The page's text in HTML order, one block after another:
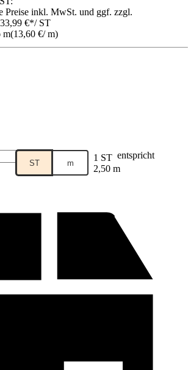
inkl. MwSt. und ggf. zzgl.
33,99 €*/ ST
m(13,60 €/ m)
ST m 1 ST entspricht
2,50 m